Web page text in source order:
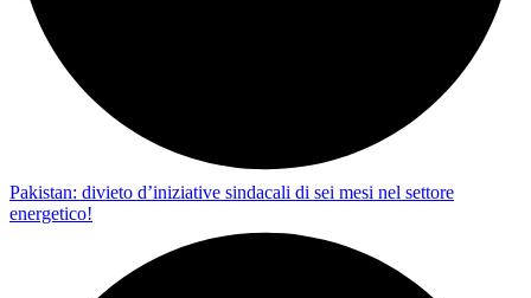
Pakistan: divieto d’iniziative sindacali di sei mesi nel settore
energetico!